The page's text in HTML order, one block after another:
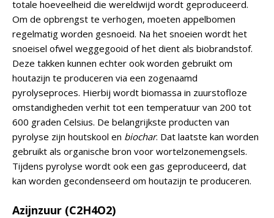
totale hoeveelheid die wereldwijd wordt geproduceerd.
Om de opbrengst te verhogen, moeten appelbomen
regelmatig worden gesnoeid. Na het snoeien wordt het
snoeisel ofwel weggegooid of het dient als biobrandstof.
Deze takken kunnen echter ook worden gebruikt om
houtazijn te produceren via een zogenaamd
pyrolyseproces. Hierbij wordt biomassa in zuurstofloze
omstandigheden verhit tot een temperatuur van 200 tot
600 graden Celsius. De belangrijkste producten van
pyrolyse zijn houtskool en biochar. Dat laatste kan worden
gebruikt als organische bron voor wortelzonemengsels.
Tijdens pyrolyse wordt ook een gas geproduceerd, dat
kan worden gecondenseerd om houtazijn te produceren.
Azijnzuur (C2H4O2)